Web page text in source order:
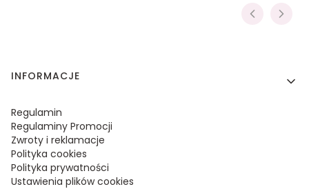
Linki w stopce
INFORMACJE
Regulamin
Regulaminy Promocji
Zwroty i reklamacje
Polityka cookies
Polityka prywatności
Ustawienia plików cookies